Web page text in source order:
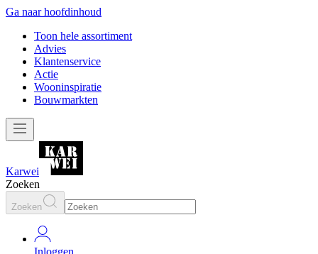
Ga naar hoofdinhoud
Toon hele assortiment
Advies
Klantenservice
Actie
Wooninspiratie
Bouwmarkten
Karwei
Zoeken
Zoeken
Inloggen